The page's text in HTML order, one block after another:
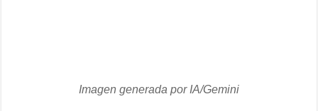
Imagen generada por IA/Gemini